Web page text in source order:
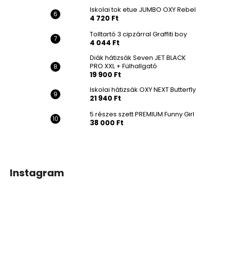
Iskolai tok etue JUMBO OXY Rebel
4 720 Ft
Tolltartó 3 cipzárral Graffiti boy
4 044 Ft
Diák hátizsák Seven JET BLACK
PRO XXL + Fülhallgató
19 900 Ft
Iskolai hátizsák OXY NEXT Butterfly
21 940 Ft
5 részes szett PREMIUM Funny Girl
38 000 Ft
Instagram